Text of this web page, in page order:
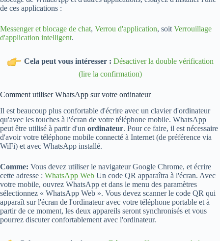
de ces applications :
Messenger et blocage de chat, Verrou d'application, soit Verrouillage
d'application intelligent.
Cela peut vous intéresser : Désactiver la double vérification
(lire la confirmation)
Comment utiliser WhatsApp sur votre ordinateur
Il est beaucoup plus confortable d'écrire avec un clavier d'ordinateur
qu'avec les touches à l'écran de votre téléphone mobile. WhatsApp
peut être utilisé à partir d'un ordinateur. Pour ce faire, il est nécessaire
d'avoir votre téléphone mobile connecté à Internet (de préférence via
WiFi) et avec WhatsApp installé.
Comme: Vous devez utiliser le navigateur Google Chrome, et écrire
cette adresse : WhatsApp Web Un code QR apparaîtra à l'écran. Avec
votre mobile, ouvrez WhatsApp et dans le menu des paramètres
sélectionnez « WhatsApp Web ». Vous devez scanner le code QR qui
apparaît sur l'écran de l'ordinateur avec votre téléphone portable et à
partir de ce moment, les deux appareils seront synchronisés et vous
pourrez discuter confortablement avec l'ordinateur.